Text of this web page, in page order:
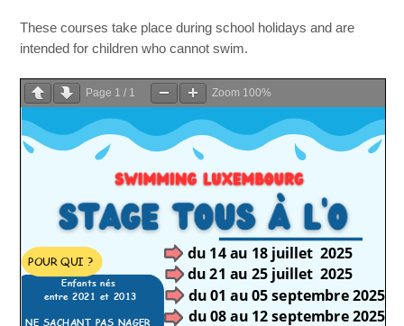
These courses take place during school holidays and are
intended for children who cannot swim.
Page 1 / 1 Zoom 100%